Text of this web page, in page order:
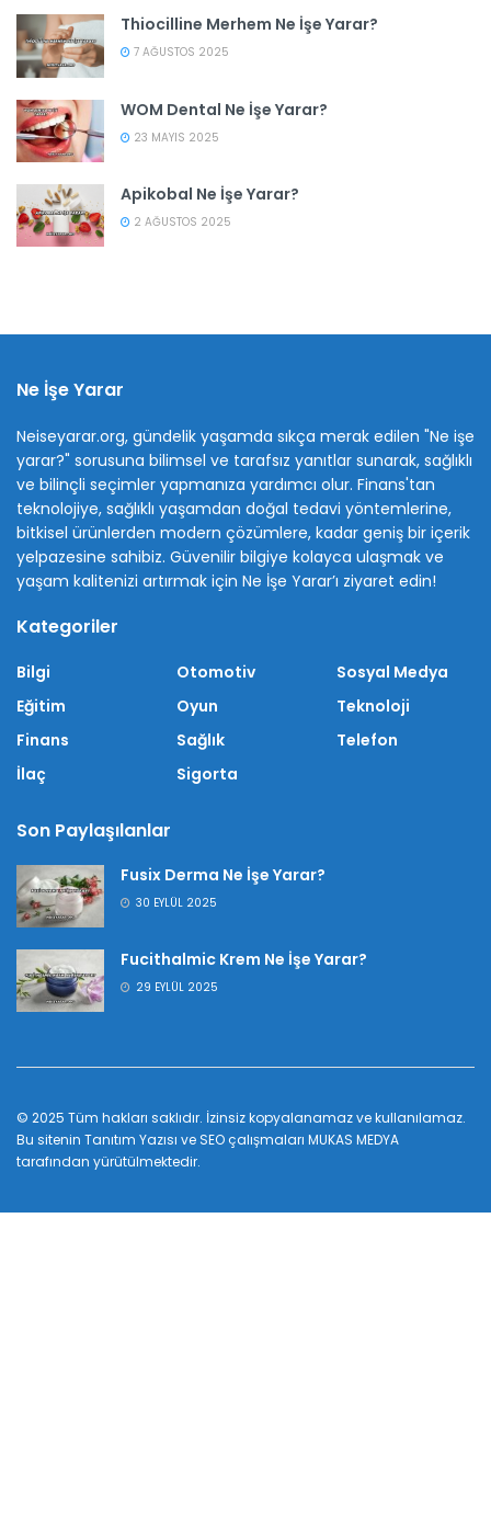
Thiocilline Merhem Ne İşe Yarar?
7 AĞUSTOS 2025
WOM Dental Ne İşe Yarar?
23 MAYIS 2025
Apikobal Ne İşe Yarar?
2 AĞUSTOS 2025
Ne İşe Yarar
Neiseyarar.org, gündelik yaşamda sıkça merak edilen "Ne işe
yarar?" sorusuna bilimsel ve tarafsız yanıtlar sunarak, sağlıklı
ve bilinçli seçimler yapmanıza yardımcı olur. Finans'tan
teknolojiye, sağlıklı yaşamdan doğal tedavi yöntemlerine,
bitkisel ürünlerden modern çözümlere, kadar geniş bir içerik
yelpazesine sahibiz. Güvenilir bilgiye kolayca ulaşmak ve
yaşam kalitenizi artırmak için Ne İşe Yarar’ı ziyaret edin!
Kategoriler
Bilgi
Eğitim
Finans
İlaç
Otomotiv
Oyun
Sağlık
Sigorta
Sosyal Medya
Teknoloji
Telefon
Son Paylaşılanlar
Fusix Derma Ne İşe Yarar?
30 EYLÜL 2025
Fucithalmic Krem Ne İşe Yarar?
29 EYLÜL 2025
© 2025 Tüm hakları saklıdır. İzinsiz kopyalanamaz ve kullanılamaz.
Bu sitenin Tanıtım Yazısı ve SEO çalışmaları MUKAS MEDYA
tarafından yürütülmektedir.